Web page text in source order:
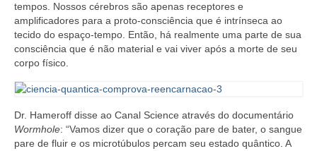
tempos. Nossos cérebros são apenas receptores e
amplificadores para a proto-consciência que é intrínseca ao
tecido do espaço-tempo. Então, há realmente uma parte de sua
consciência que é não material e vai viver após a morte de seu
corpo físico.
Dr. Hameroff disse ao Canal Science através do documentário
Wormhole: “Vamos dizer que o coração pare de bater, o sangue
pare de fluir e os microtúbulos percam seu estado quântico. A